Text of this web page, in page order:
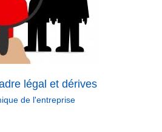
légal et dérives
de l'entreprise